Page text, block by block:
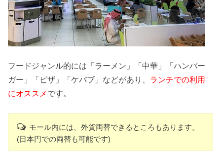
フードジャンル的には「ラーメン」「中華」「ハンバー
ガー」「ピザ」「ケバブ」などがあり、 ランチでの利用
にオススメ です。
モール内には、外貨両替できるところもあります。
(日本円での両替も可能です)